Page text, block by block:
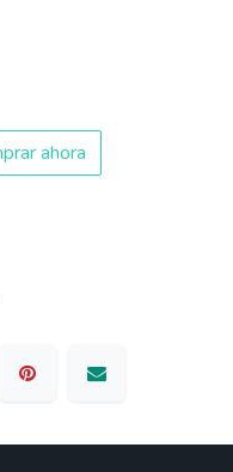
ahora